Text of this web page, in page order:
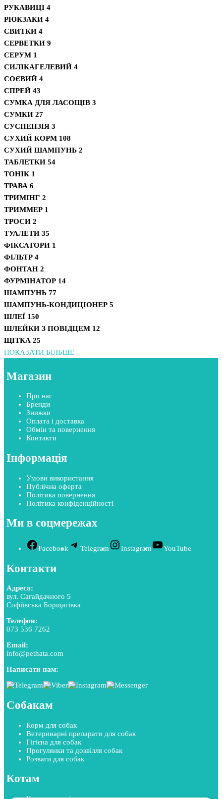
РУКАВИЦІ 4
РЮКЗАКИ 4
СВИТКИ 4
СЕРВЕТКИ 9
СЕРУМ 1
СИЛІКАГЕЛЕВИЙ 4
СОЄВИЙ 4
СПРЕЙ 43
СУМКА ДЛЯ ЛАСОЩІВ 3
СУМКИ 27
СУСПЕНЗІЯ 3
СУХИЙ КОРМ 108
СУХИЙ ШАМПУНЬ 2
ТАБЛЕТКИ 54
ТОНІК 1
ТРАВА 6
ТРИМІНГ 2
ТРИММЕР 1
ТРОСИ 2
ТУАЛЕТИ 35
ФІКСАТОРИ 1
ФІЛЬТР 4
ФОНТАН 2
ФУРМІНАТОР 14
ШАМПУНЬ 77
ШАМПУНЬ-КОНДИЦІОНЕР 5
ШЛЕЇ 150
ШЛЕЙКИ З ПОВІДЦЕМ 12
ЩІТКА 25
ПОКАЗАТИ БІЛЬШЕ
Магазин
Про нас
Бренди
Знижки
Оплата і доставка
Обмін та повернення
Контакти
Інформація
Умови використання
Публічна оферта
Політика повернення
Політика конфіденційності
Ми в соцмережах
Facebook Telegram Instagram YouTube
Контакти
Адреса:
вул. Сагайдачного 5
Софіївська Борщагівка
Телефон:
073 536 7262
Email:
info@pethata.com
Написати нам:
Собакам
Корм для собак
Ветеринарні препарати для собак
Гігієна для собак
Прогулянки та дозвілля собак
Розваги для собак
Котам